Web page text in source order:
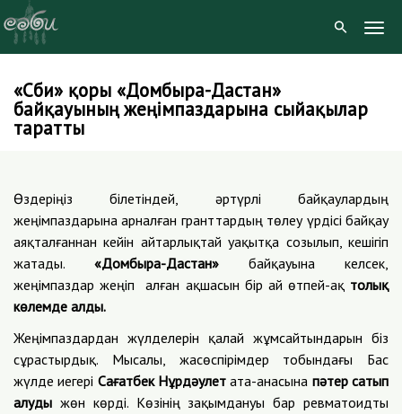
Skip
content
«Сәби» қоры «Домбыра-Дастан»
байқауының жеңімпаздарына сыйақылар
таратты
Өздеріңіз білетіндей, әртүрлі байқаулардың
жеңімпаздарына арналған гранттардың төлеу үрдісі байқау
аяқталғаннан кейін айтарлықтай уақытқа созылып, кешігіп
жатады. «Домбыра-Дастан» байқауына келсек,
жеңімпаздар жеңіп алған ақшасын бір ай өтпей-ақ толық
көлемде алды.
Жеңімпаздардан жүлделерін қалай жұмсайтындарын біз
сұрастырдық. Мысалы, жасөспірімдер тобындағы Бас
жүлде иегері Сағатбек Нұрдәулет ата-анасына пәтер сатып
алуды жөн көрді. Көзінің зақымдануы бар ревматоидты